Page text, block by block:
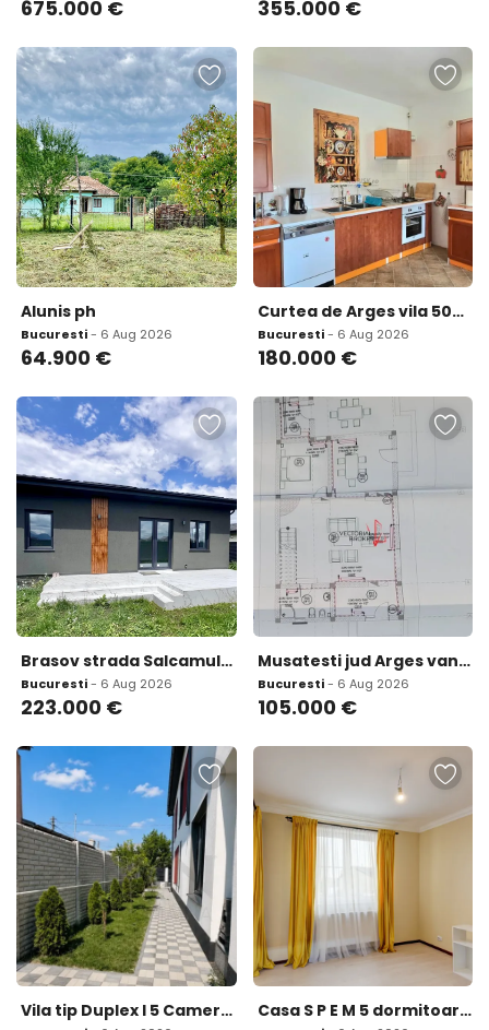
675.000 € 355.000 €
Alunis ph
Bucuresti- 6 Aug 2026
64.900 €
Curtea de Arges vila 500 mp teren 1 632 mp ideala pentru locuinta sau pensiune
Bucuresti- 6 Aug 2026
180.000 €
Brasov strada Salcamului nr 16 Sanpetru
Bucuresti- 6 Aug 2026
223.000 €
Musatesti jud Arges vanzare casa 5 camere sau schimb cu apartament in Pitesti sau Curtea de Arges
Bucuresti- 6 Aug 2026
105.000 €
Vila tip Duplex I 5 Camere I Curte proprie I Chitila Casa S P E M 5 dormitoare mansarda 85 mp garaj - zona